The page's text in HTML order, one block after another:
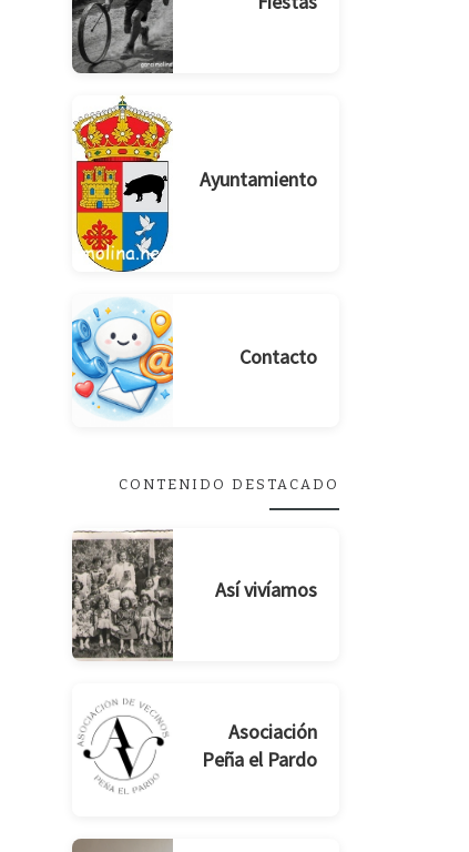
Ayuntamiento
Contacto
CONTENIDO DESTACADO
Así vivíamos
Asociación
Peña el Pardo